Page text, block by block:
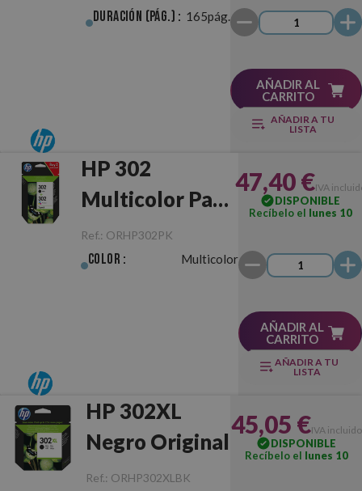
Duración (pág.) : 165pág.
AÑADIR AL
CARRITO
AÑADIR A TU
LISTA
HP 302
Multicolor Pack
Negro/Color
Original
Ref.: ORHP302PK
Color : Multicolor
47,40 €IVA
DISPONIBLE
Recíbelo el lunes 10
AÑADIR AL
CARRITO
AÑADIR A TU
LISTA
HP 302XL
Negro Original
Ref.: ORHP302XLBK
45,05 €IVA incluido
DISPONIBLE
Recíbelo el lunes 10